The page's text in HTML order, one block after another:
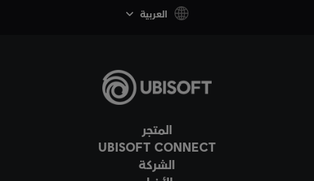
المتجر
UBISOFT CONNECT
الشركة
العربية